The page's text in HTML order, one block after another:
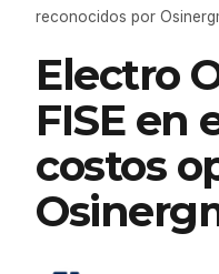
reconocidos por
Electro
FISE en
costos